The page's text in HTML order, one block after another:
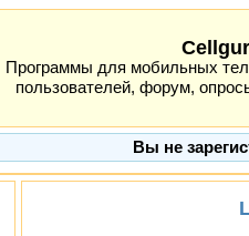
Программы для мобильных
пользователей, форум,
Вы не